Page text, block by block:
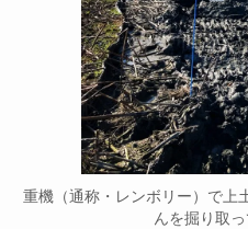
重機（通称・レンボリー）で上
んを掘り取っ